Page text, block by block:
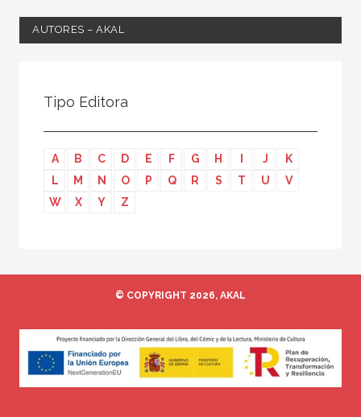
AUTORES – AKAL
Editor
Prologuista
Traductor
Traductora
Tipo Editora
A B C D E F G H J
K
L
M N O P Q R S T U
V
W
X Y Z
© COPYRIGHT 2026, AKAL